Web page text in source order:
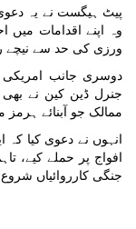
پیٹ ہیگست نے یہ دعوی
وہ اپنے اقدامات
ورزی کی حد سے نیچے
دوسری جانب
جنرل ڈین کین نے بھی
ممالک جو آبنائے ہرمز
افواج پر حملے کیے،
جنگی کارروائیاں